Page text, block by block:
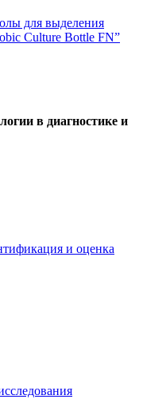
для выделения
Culture Bottle FN”
в диагностике и
и оценка